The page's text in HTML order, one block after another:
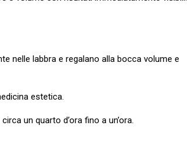
nelle labbra e regalano alla bocca volume e
estetica.
un quarto d’ora fino a un’ora.